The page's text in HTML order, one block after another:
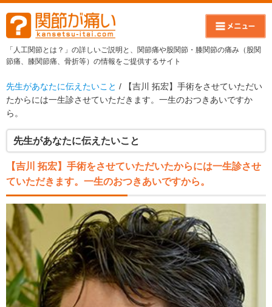
「人工関節とは？」の詳しいご説明と、関節痛や股関節・膝関節の痛み（股関
節痛、膝関節痛、骨折等）の情報をご提供するサイト
先生があなたに伝えたいこと / 【吉川 拓宏】手術をさせていただい
たからには一生診させていただきます。一生のおつきあいですか
ら。
先生があなたに伝えたいこと
【吉川 拓宏】手術をさせていただいたからには一生診させ
ていただきます。一生のおつきあいですから。